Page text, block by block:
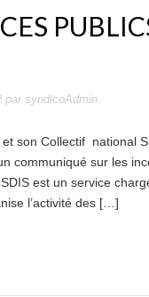
par syndicoAdmin.
son Collectif national
communiqué sur les
est un service
l’activité des […]